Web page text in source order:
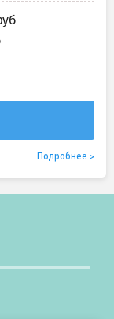
Подробнее